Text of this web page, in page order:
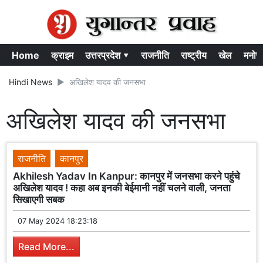
Home क्राइम उत्तरप्रदेश ▾ राजनीति राष्ट्रीय खेल
Hindi News अखिलेश यादव की जनसभा
अखिलेश यादव की जनसभा
राजनीति
कानपुर
Akhilesh Yadav In Kanpur: कानपुर में जनसभा करने पहुंचे
अखिलेश यादव ! कहा अब इनकी बेईमानी नहीं चलने वाली, जनता
सिखाएगी सबक
07 May 2024 18:23:18
Read More...